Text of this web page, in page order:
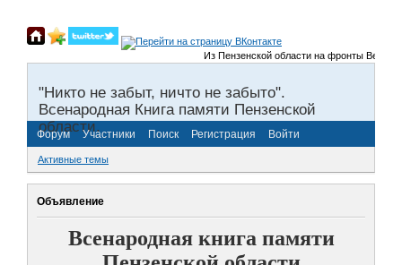
Из Пензенской области на фронты
"Никто не забыт, ничто не забыто".
Всенародная Книга памяти Пензенской
области.
Форум Участники Поиск Регистрация Войти
Активные темы
Объявление
Всенародная книга памяти